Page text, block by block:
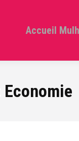
Accueil
Economie